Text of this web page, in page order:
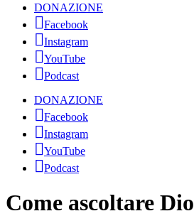
DONAZIONE
Facebook
Instagram
YouTube
Podcast
DONAZIONE
Facebook
Instagram
YouTube
Podcast
Come ascoltare Dio